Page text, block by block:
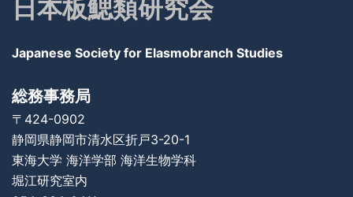
日本板鰓類研究会
Japanese Society for Elasmobranch Studies
総務事務局
〒424-0902
静岡県静岡市清水区折戸3-20-1
東海大学 海洋学部 海洋生物学科
堀江研究室内